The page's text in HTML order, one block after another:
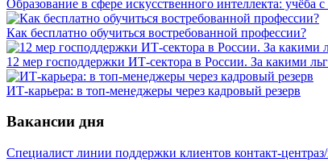
Образование в сфере искусственного интеллекта: учёба
Как бесплатно обучиться востребованной профессии?
12 мер господдержки ИТ-сектора в России. За какими
ИТ-карьера: в топ-менеджеры через кадровый резерв
Вакансии дня
Специалист линии поддержки клиентов контакт-центра